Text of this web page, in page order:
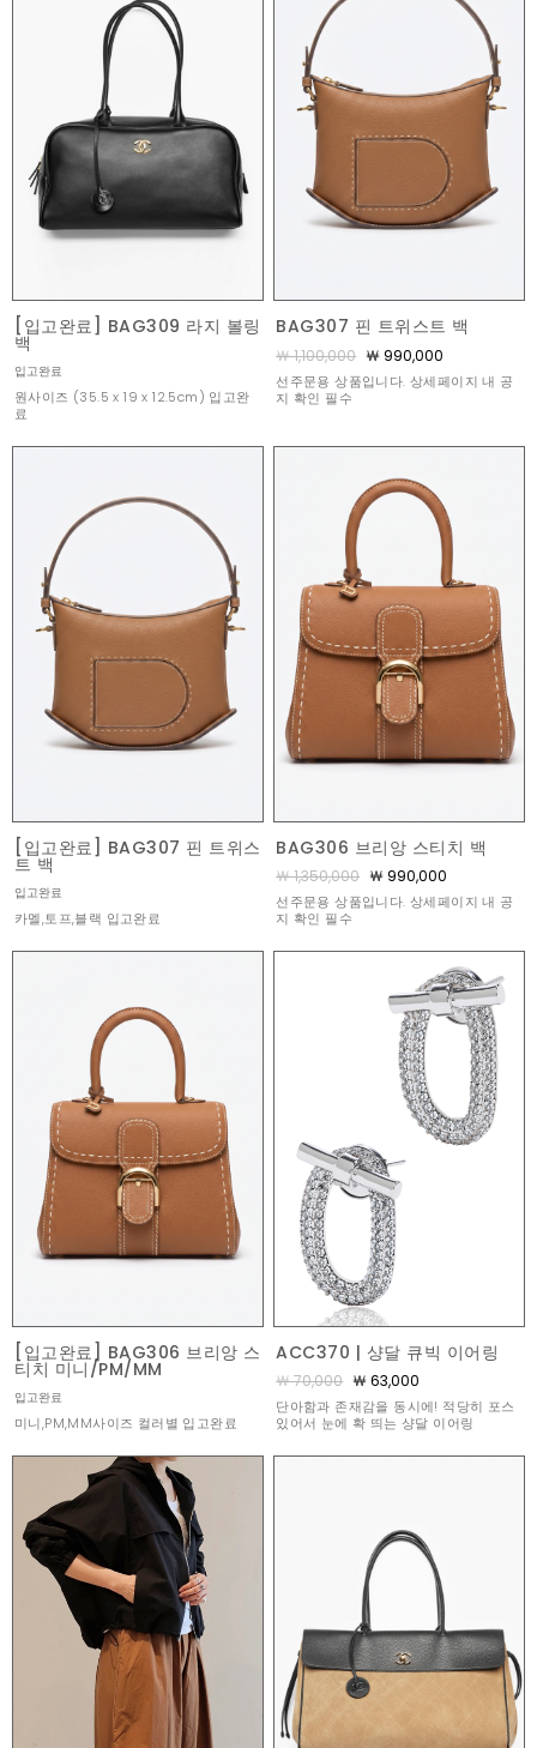
[입고완료] BAG309 라지 볼링
백
입고완료
원사이즈 (35.5 x 19 x 12.5cm) 입고완
료
BAG307 핀 트위스트 백
￦ 1,100,000 ￦ 990,000
선주문용 상품입니다. 상세페이지 내 공
지 확인 필수
[입고완료] BAG307 핀 트위스
트 백
입고완료
카멜,토프,블랙 입고완료
BAG306 브리앙 스티치 백
￦ 1,350,000 ￦ 990,000
선주문용 상품입니다. 상세페이지 내 공
지 확인 필수
[입고완료] BAG306 브리앙 스
티치 미니/PM/MM
입고완료
미니,PM,MM사이즈 컬러별 입고완료
ACC370 | 샹달 큐빅 이어링
￦ 70,000 ￦ 63,000
단아함과 존재감을 동시에! 적당히 포스
있어서 눈에 확 띄는 샹달 이어링